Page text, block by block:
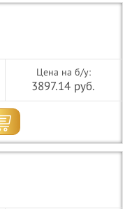
Цена на б/у:
3897.14 руб.